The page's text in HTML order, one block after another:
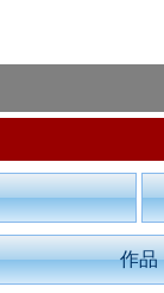
作品